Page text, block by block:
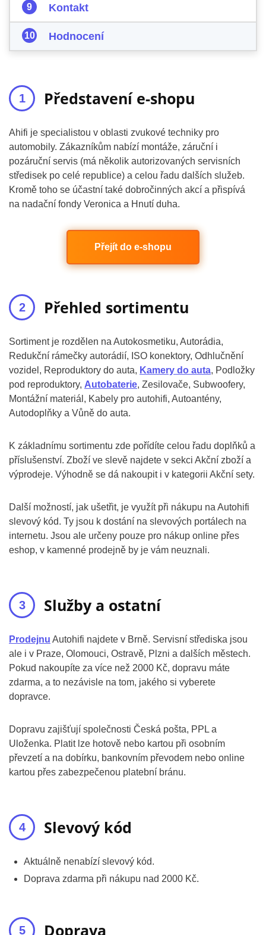
Kontakt
Hodnocení
Představení e-shopu
Ahifi je specialistou v oblasti zvukové techniky pro
automobily. Zákazníkům nabízí montáže, záruční i
pozáruční servis (má několik autorizovaných servisních
středisek po celé republice) a celou řadu dalších služeb.
Kromě toho se účastní také dobročinných akcí a přispívá
na nadační fondy Veronica a Hnutí duha.
Přejít do e-shopu
Přehled sortimentu
Sortiment je rozdělen na Autokosmetiku, Autorádia,
Redukční rámečky autorádií, ISO konektory, Odhlučnění
vozidel, Reproduktory do auta, Kamery do auta, Podložky
pod reproduktory, Autobaterie, Zesilovače, Subwoofery,
Montážní materiál, Kabely pro autohifi, Autoantény,
Autodoplňky a Vůně do auta.
K základnímu sortimentu zde pořídíte celou řadu doplňků a
příslušenství. Zboží ve slevě najdete v sekci Akční zboží a
výprodeje. Výhodně se dá nakoupit i v kategorii Akční sety.
Další možností, jak ušetřit, je využít při nákupu na Autohifi
slevový kód. Ty jsou k dostání na slevových portálech na
internetu. Jsou ale určeny pouze pro nákup online přes
eshop, v kamenné prodejně by je vám neuznali.
Služby a ostatní
Prodejnu Autohifi najdete v Brně. Servisní střediska jsou
ale i v Praze, Olomouci, Ostravě, Plzni a dalších městech.
Pokud nakoupíte za více než 2000 Kč, dopravu máte
zdarma, a to nezávisle na tom, jakého si vyberete
dopravce.
Dopravu zajišťují společnosti Česká pošta, PPL a
Uloženka. Platit lze hotově nebo kartou při osobním
převzetí a na dobírku, bankovním převodem nebo online
kartou přes zabezpečenou platební bránu.
Slevový kód
Aktuálně nenabízí slevový kód.
Doprava zdarma při nákupu nad 2000 Kč.
Doprava